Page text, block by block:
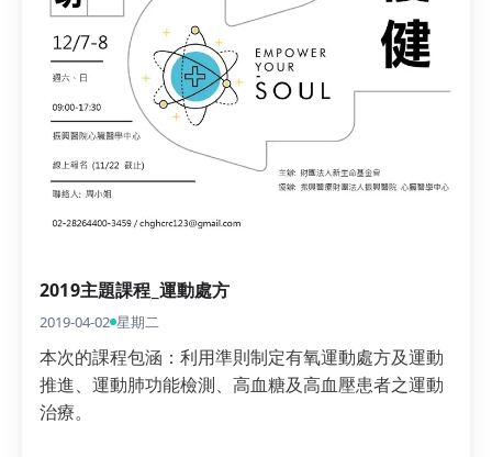
2019主題課程_運動處方
2019-04-02 星期二
本次的課程包涵：利用準則制定有氧運動處方及運動
推進、運動肺功能檢測、高血糖及高血壓患者之運動
治療。